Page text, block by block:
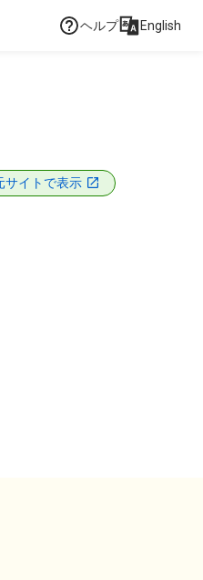
ヘルプ English
サイトで表示